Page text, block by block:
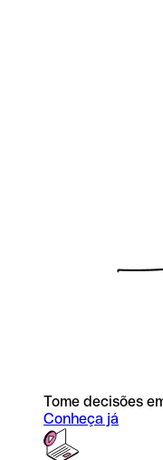
Tome decisões
Conheça já